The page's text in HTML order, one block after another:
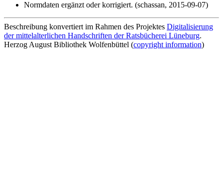
Normdaten ergänzt oder korrigiert. (schassan, 2015-09-07)
Beschreibung konvertiert im Rahmen des Projektes Digitalisierung
der mittelalterlichen Handschriften der Ratsbücherei Lüneburg.
Herzog August Bibliothek Wolfenbüttel (copyright information)